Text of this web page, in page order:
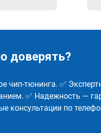
доверять?
чип-тюнинга. ✅
✅ Надежность —
консультации по